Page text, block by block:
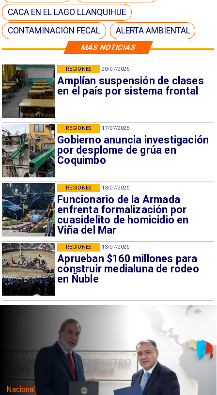
MÁS NOTICIAS
20/07/2026
Amplían suspensión de clases
en el país por sistema frontal
REGIONES
17/07/2026
Gobierno anuncia investigación
por desplome de grúa en
Coquimbo
REGIONES
13/07/2026
Funcionario de la Armada
enfrenta formalización por
cuasidelito de homicidio en
Viña del Mar
REGIONES
13/07/2026
Aprueban $160 millones para
construir medialuna de rodeo
en Ñuble
REGIONES
CACA EN EL LAGO LLANQUIHUE
CONTAMINACIÓN FECAL
ALERTA AMBIENTAL
Nacional